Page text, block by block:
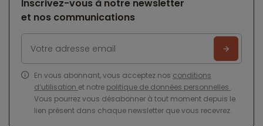
Inscrivez-vous à notre newsletter
et nos communications
En vous abonnant, vous acceptez nos conditions
d’utilisation et notre politique de données personnelles .
Vous pourrez vous désabonner à tout moment depuis le
lien présent dans chaque newsletter que vous recevrez.